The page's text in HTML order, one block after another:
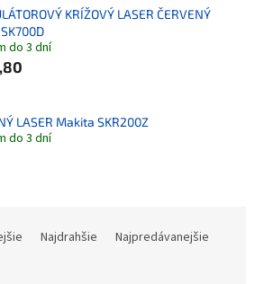
KRÍŽOVÝ LASER ČERVENÝ
do 3 dní
LASER Makita SKR200Z
do 3 dní
Najdrahšie
Najpredávanejšie